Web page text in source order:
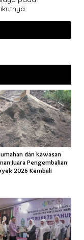
dan Kawasan
Juara Pengembalian
2026 Kembali